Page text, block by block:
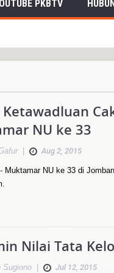
PKBTV
NU ke 33
| Aug 2, 2015
Muktamar NU ke 33 di
Nilai Tata
Sugiono Jul 12, 2015